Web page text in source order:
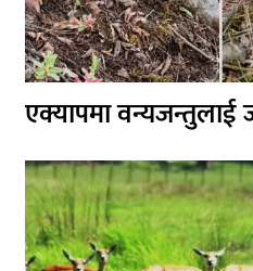
एक्यापमा वन्यजन्तुलाई